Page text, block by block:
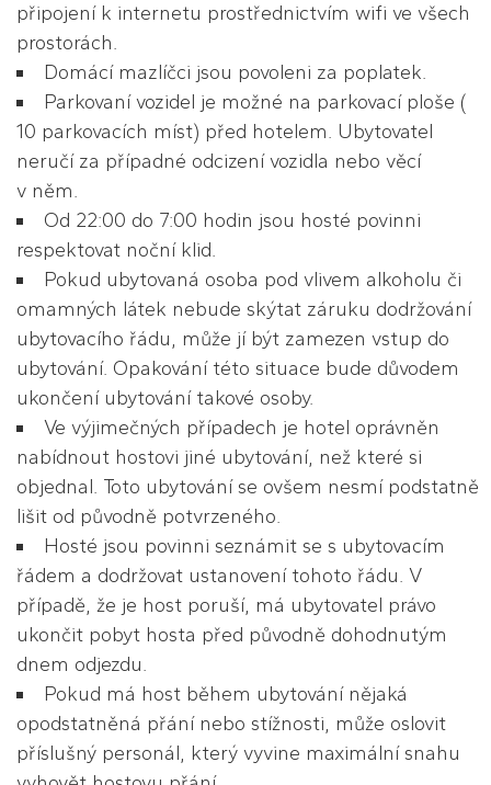
připojení k internetu prostřednictvím wifi ve všech
prostorách.
Domácí mazlíčci jsou povoleni za poplatek.
Parkovaní vozidel je možné na parkovací ploše (
10 parkovacích míst) před hotelem. Ubytovatel
neručí za případné odcizení vozidla nebo věcí
v něm.
Od 22:00 do 7:00 hodin jsou hosté povinni
respektovat noční klid.
Pokud ubytovaná osoba pod vlivem alkoholu či
omamných látek nebude skýtat záruku dodržování
ubytovacího řádu, může jí být zamezen vstup do
ubytování. Opakování této situace bude důvodem
ukončení ubytování takové osoby.
Ve výjimečných případech je hotel oprávněn
nabídnout hostovi jiné ubytování, než které si
objednal. Toto ubytování se ovšem nesmí podstatně
lišit od původně potvrzeného.
Hosté jsou povinni seznámit se s ubytovacím
řádem a dodržovat ustanovení tohoto řádu. V
případě, že je host poruší, má ubytovatel právo
ukončit pobyt hosta před původně dohodnutým
dnem odjezdu.
Pokud má host během ubytování nějaká
opodstatněná přání nebo stížnosti, může oslovit
příslušný personál, který vyvine maximální snahu